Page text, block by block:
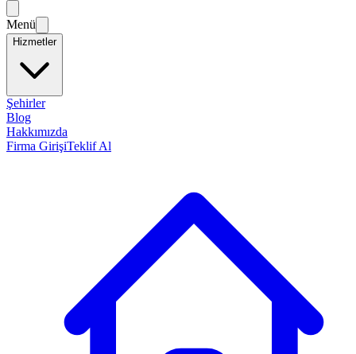
Menü
Hizmetler
Şehirler
Blog
Hakkımızda
Firma GirişiTeklif Al